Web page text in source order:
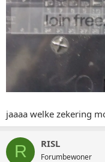
jaaaa welke zekering
R RISL
Forumbewoner